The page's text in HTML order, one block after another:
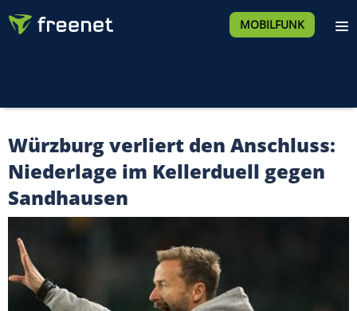
MOBILFUNK
Würzburg verliert den Anschluss:
Niederlage im Kellerduell gegen
Sandhausen